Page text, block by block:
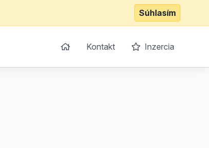
Súhlasím
Kontakt Inzercia